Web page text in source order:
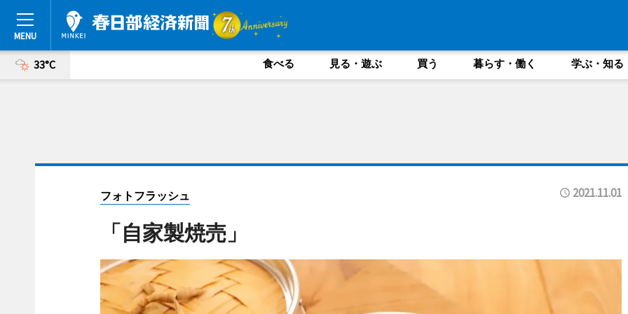
33°C 食べる 見る・遊ぶ 買う 暮らす・働く 学ぶ・知る
フォトフラッシュ 2021.11.01
「自家製焼売」